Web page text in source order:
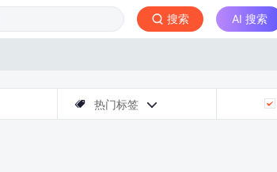
搜索 AI 搜索
 热门标签 